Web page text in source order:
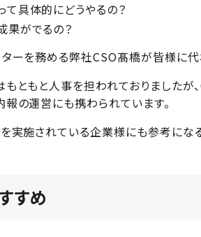
具体的にどうやるの？
果がでるの？
ターを務める弊社CSO髙橋が皆様に
ともと人事を担われておりましたが
の運営にも携わられています。
実施されている企業様にも参考にな
すめ